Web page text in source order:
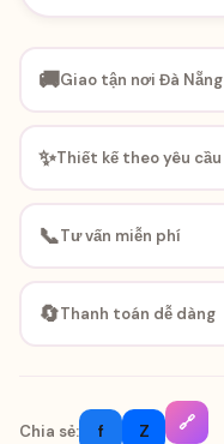
🚚Giao tận nơi Đà Nẵng
✨Thiết kế theo yêu cầu
📞Tư vấn miễn phí
🔄Thanh toán dễ dàng
Chia sẻ: f Z 🔗